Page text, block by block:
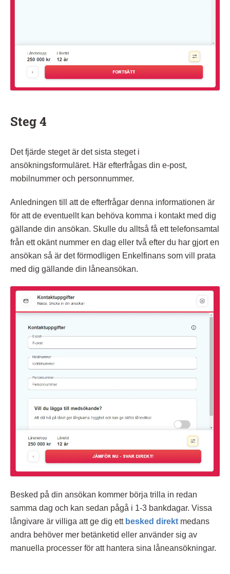
Steg 4
Det fjärde steget är det sista steget i
ansökningsformuläret. Här efterfrågas din e-post,
mobilnummer och personnummer.
Anledningen till att de efterfrågar denna informationen är
för att de eventuellt kan behöva komma i kontakt med dig
gällande din ansökan. Skulle du alltså få ett telefonsamtal
från ett okänt nummer en dag eller två efter du har gjort en
ansökan så är det förmodligen Enkelfinans som vill prata
med dig gällande din låneansökan.
Besked på din ansökan kommer börja trilla in redan
samma dag och kan sedan pågå i 1-3 bankdagar. Vissa
långivare är villiga att ge dig ett besked direkt medans
andra behöver mer betänketid eller använder sig av
manuella processer för att hantera sina låneansökningar.